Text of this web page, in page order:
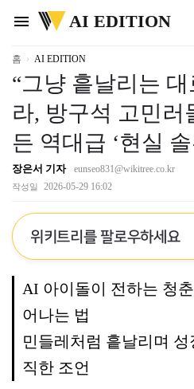
menu
위
키
리
AI EDITION
홈 AI EDITION
“그냥 흩날리는
라, 방구석 고민러
든 역대급 ‘현실 솔
장은서 기자 eunseo831@wikitree.co.kr
작성일 2026-05-29 16:02
위키트리를 팔로우하세요
AI 아이돌이 전하는 청
어나는 법
민들레처럼 흩날리며
직한 조언